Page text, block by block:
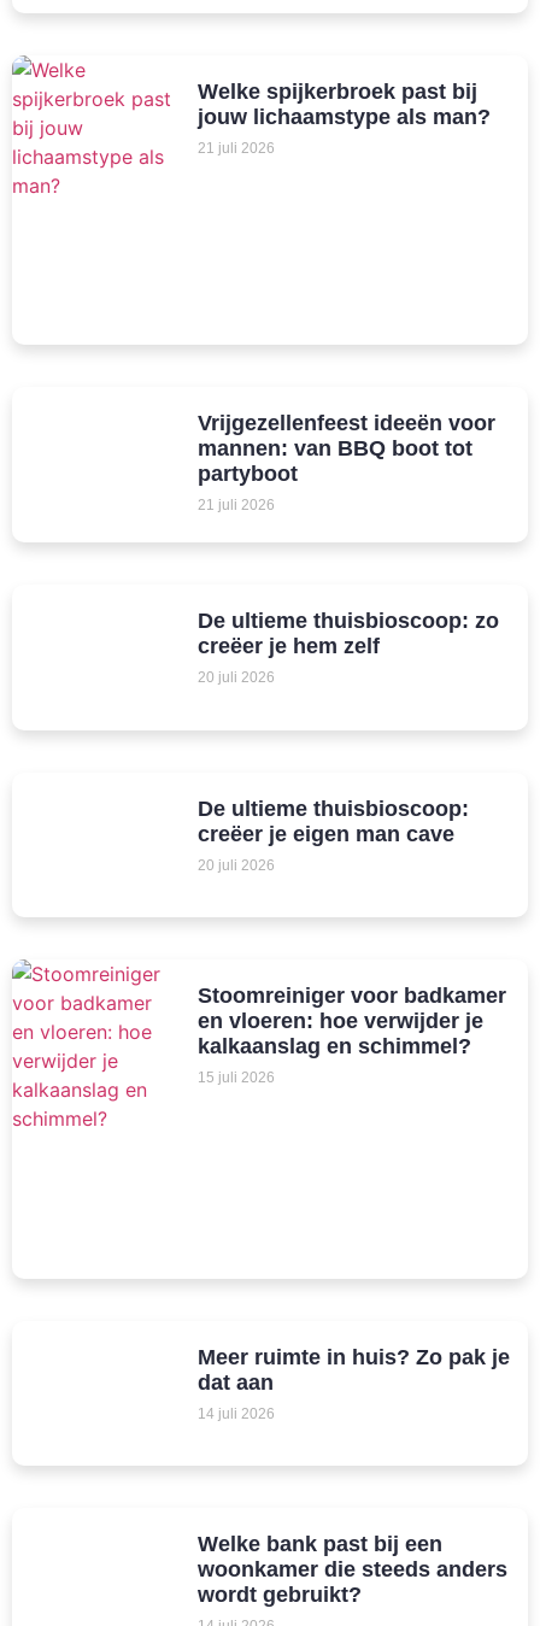
Welke spijkerbroek past bij
jouw lichaamstype als man?
21 juli 2026
Vrijgezellenfeest ideeën voor
mannen: van BBQ boot tot
partyboot
21 juli 2026
De ultieme thuisbioscoop: zo
creëer je hem zelf
20 juli 2026
De ultieme thuisbioscoop:
creëer je eigen man cave
20 juli 2026
Stoomreiniger voor badkamer
en vloeren: hoe verwijder je
kalkaanslag en schimmel?
15 juli 2026
Meer ruimte in huis? Zo pak je
dat aan
14 juli 2026
Welke bank past bij een
woonkamer die steeds anders
wordt gebruikt?